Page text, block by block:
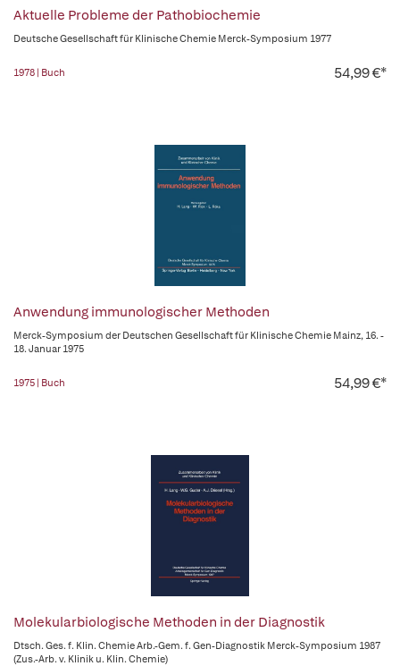
Aktuelle Probleme der Pathobiochemie
Deutsche Gesellschaft für Klinische Chemie Merck-Symposium 1977
1978 | Buch 54,99 €*
Anwendung immunologischer Methoden
Merck-Symposium der Deutschen Gesellschaft für Klinische Chemie Mainz, 16. -
18. Januar 1975
1975 | Buch 54,99 €*
Molekularbiologische Methoden in der Diagnostik
Dtsch. Ges. f. Klin. Chemie Arb.-Gem. f. Gen-Diagnostik Merck-Symposium 1987
(Zus.-Arb. v. Klinik u. Klin. Chemie)